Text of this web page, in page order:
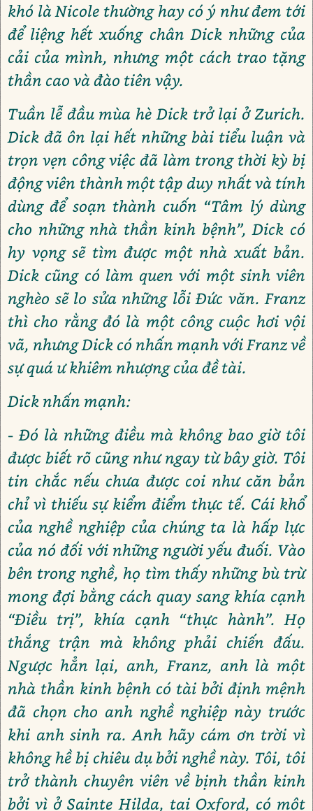
khó là Nicole thường hay có ý như đem tới
để liệng hết xuống chân Dick những của
cải của mình, nhưng một cách trao tặng
thần cao và đào tiên vậy.
Tuần lễ đầu mùa hè Dick trở lại ở Zurich.
Dick đã ôn lại hết những bài tiểu luận và
trọn vẹn công việc đã làm trong thời kỳ bị
động viên thành một tập duy nhất và tính
dùng để soạn thành cuốn “Tâm lý dùng
cho những nhà thần kinh bệnh”, Dick có
hy vọng sẽ tìm được một nhà xuất bản.
Dick cũng có làm quen với một sinh viên
nghèo sẽ lo sửa những lỗi Đức văn. Franz
thì cho rằng đó là một công cuộc hơi vội
vã, nhưng Dick có nhấn mạnh với Franz về
sự quá ư khiêm nhượng của đề tài.
Dick nhấn mạnh:
- Đó là những điều mà không bao giờ tôi
được biết rõ cũng như ngay từ bây giờ. Tôi
tin chắc nếu chưa được coi như căn bản
chỉ vì thiếu sự kiểm điểm thực tế. Cái khổ
của nghề nghiệp của chúng ta là hấp lực
của nó đối với những người yếu đuối. Vào
bên trong nghề, họ tìm thấy những bù trừ
mong đợi bằng cách quay sang khía cạnh
“Điều trị”, khía cạnh “thực hành”. Họ
thắng trận mà không phải chiến đấu.
Ngược hẳn lại, anh, Franz, anh là một
nhà thần kinh bệnh có tài bởi định mệnh
đã chọn cho anh nghề nghiệp này trước
khi anh sinh ra. Anh hãy cám ơn trời vì
không hề bị chiêu dụ bởi nghề này. Tôi, tôi
trở thành chuyên viên về bịnh thần kinh
bởi vì ở Sainte Hilda, tại Oxford, có một